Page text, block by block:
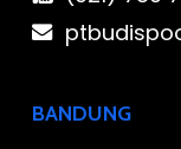
BANDUNG